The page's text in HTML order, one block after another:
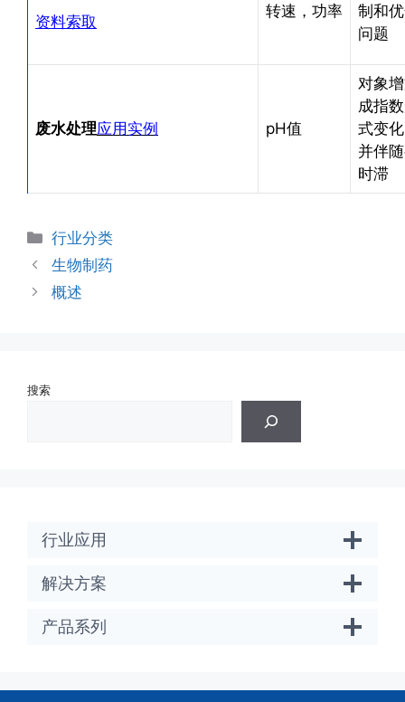
资料索取
转速，功率
制和
问题
废水处理应用实例 pH值
对象
成指
式变
并伴
时滞
分
类
行业分类
生物制药
概述
搜索
行业应用
解决方案
产品系列